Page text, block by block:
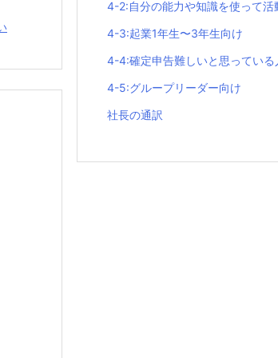
4-2:自分の能力や知識を使って活
4-3:起業1年生〜3年生向け
4-4:確定申告難しいと思っている
4-5:グループリーダー向け
社長の通訳